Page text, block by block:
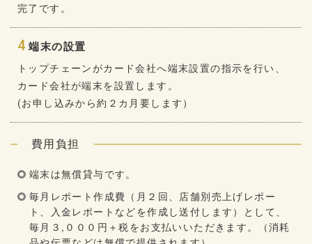
完了です。
4 端末の設置
トップチェーンがカード会社へ端末設置の指示を行い、
カード会社が端末を設置します。
(お申し込みから約２カ月要します）
費用負担
端末は無償貸与です。
毎月レポート作成費（月２回、店舗別売上げレポー
ト、入金レポートなどを作成し送付します）として、
毎月３,０００円＋税をお支払いいただきます。（消耗